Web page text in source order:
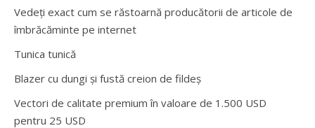
Vedeți exact cum se răstoarnă producătorii de articole de
îmbrăcăminte pe internet
Tunica tunică
Blazer cu dungi și fustă creion de fildeș
Vectori de calitate premium în valoare de 1.500 USD
pentru 25 USD